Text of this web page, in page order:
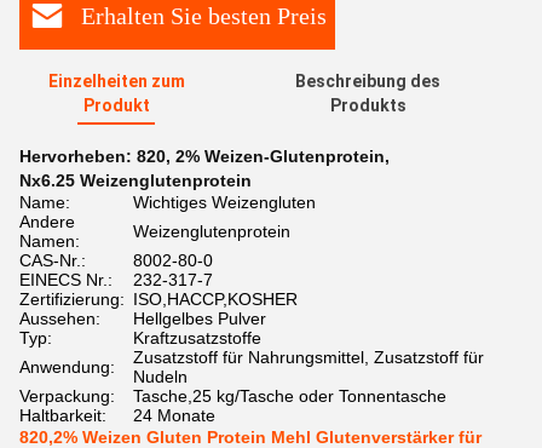
Erhalten Sie besten Preis
Einzelheiten zum
Produkt
Beschreibung des
Produkts
Hervorheben: 820, 2% Weizen-Glutenprotein,
Nx6.25 Weizenglutenprotein
Name:
Wichtiges Weizengluten
Andere
Namen:
Weizenglutenprotein
CAS-Nr.:
8002-80-0
EINECS Nr.:
232-317-7
Zertifizierung: ISO,HACCP,KOSHER
Aussehen:
Hellgelbes Pulver
Typ:
Kraftzusatzstoffe
Anwendung:
Zusatzstoff für Nahrungsmittel, Zusatzstoff für
Nudeln
Verpackung:
Tasche,25 kg/Tasche oder Tonnentasche
Haltbarkeit:
24 Monate
820,2% Weizen Gluten Protein Mehl Glutenverstärker für